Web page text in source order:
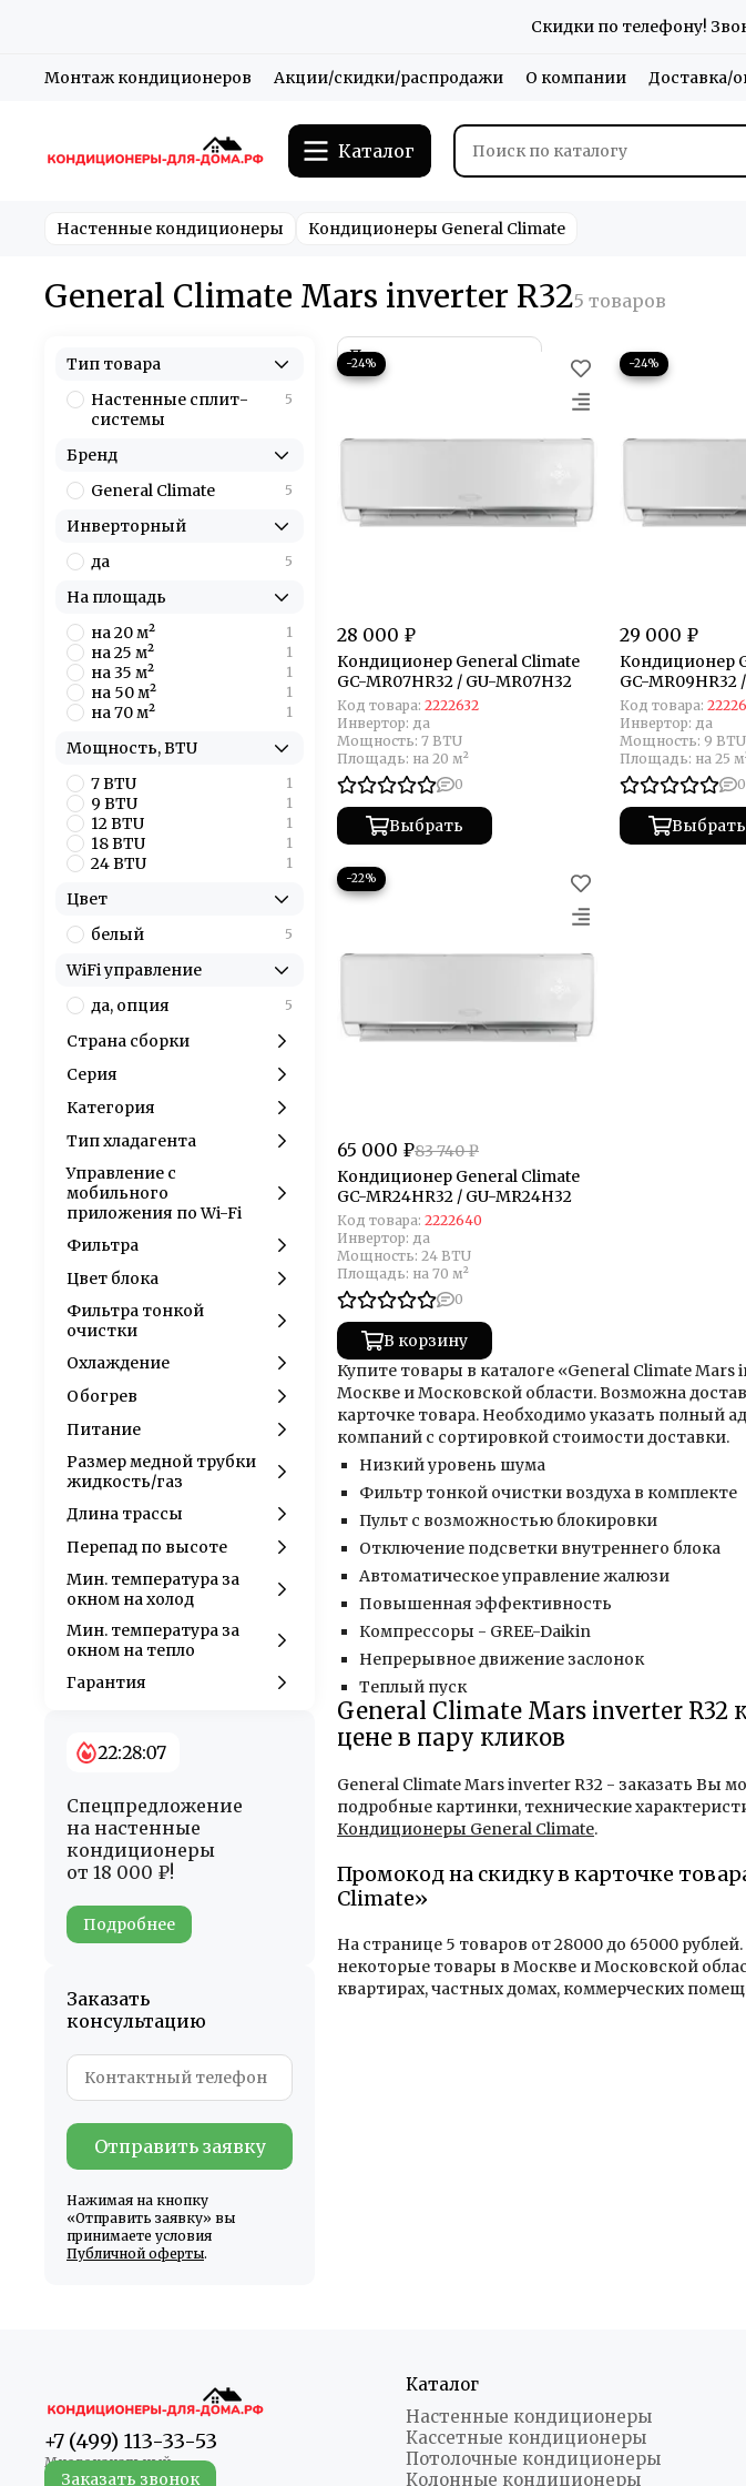
Скидки по телефону!
Монтаж кондиционеров Акции/скидки/распродажи О компании Доставка/
Каталог
Настенные кондиционеры Кондиционеры General Climate
General Climate Mars inverter R32
−24%
28 000 ₽
Кондиционер General Climate
GC-MR07HR32 / GU-MR07H32
Код товара: 2222632
Инвертор: да
Мощность: 7 BTU
Площадь: на 20 м²
0
Выбрать
−24%
29 000 ₽
Кондиционер
GC-MR09HR32
Код товара:
Инвертор: да
Мощность: 9 BTU
Площадь: на 25
0
Выбрать
−22%
65 000 ₽83 740 ₽
Кондиционер General Climate
GC-MR24HR32 / GU-MR24H32
Код товара: 2222640
Инвертор: да
Мощность: 24 BTU
Площадь: на 70 м²
0
В корзину
Купите товары в каталоге «General Climate
Москве и Московской области. Возможна
карточке товара. Необходимо указать полный
компаний с сортировкой стоимости доставки.
Низкий уровень шума
Фильтр тонкой очистки воздуха в комплекте
Пульт с возможностью блокировки
Отключение подсветки внутреннего блока
Автоматическое управление жалюзи
Повышенная эффективность
Компрессоры - GREE-Daikin
Непрерывное движение заслонок
Теплый пуск
General Climate Mars inverter R32
цене в пару кликов
General Climate Mars inverter R32 - заказать Вы
подробные картинки, технические
Кондиционеры General Climate.
Промокод на скидку в карточке
Climate»
На странице 5 товаров от 28000 до 65000
некоторые товары в Москве и Московской
квартирах, частных домах, коммерческих
Тип товара
Настенные сплит-
системы
5
Бренд
General Climate
5
Инверторный
да
5
На площадь
на 20 м²
1
на 25 м² 1
на 35 м² 1
на 50 м² 1
на 70 м² 1
Мощность, BTU
7 BTU
1
9 BTU 1
12 BTU 1
18 BTU 1
24 BTU 1
Цвет
белый
5
WiFi управление
да, опция
5
Страна сборки
Серия
Категория
Тип хладагента
Управление c
мобильного
приложения по Wi-Fi
Фильтра
Цвет блока
Фильтра тонкой
очистки
Охлаждение
Обогрев
Питание
Размер медной трубки
жидкость/газ
Длина трассы
Перепад по высоте
Мин. температура за
окном на холод
Мин. температура за
окном на тепло
Гарантия
22:28:06
Спецпредложение
на настенные
кондиционеры
от 18 000 ₽!
Подробнее
Заказать
консультацию
Отправить заявку
Нажимая на кнопку
«Отправить заявку» вы
принимаете условия
Публичной оферты.
+7 (499) 113-33-53
Заказать звонок
Каталог
Настенные кондиционеры
Кассетные кондиционеры
Потолочные кондиционеры
Колонные кондиционеры